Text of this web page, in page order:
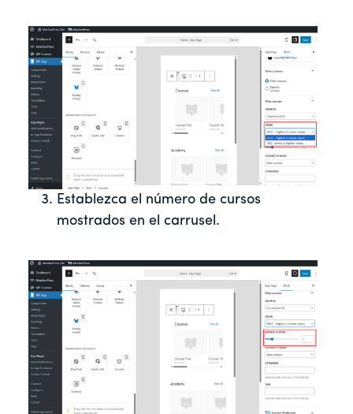
Establezca el número de cursos
mostrados en el carrusel.